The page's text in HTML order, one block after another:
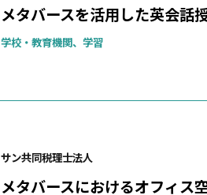
メタバースを活用した英会話
学校・教育機関、学習
サン共同税理士法人
メタバースにおけるオフィス